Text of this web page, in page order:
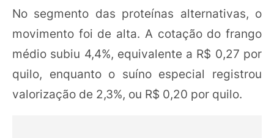
No segmento das proteínas alternativas, o
movimento foi de alta. A cotação do frango
médio subiu 4,4%, equivalente a R$ 0,27 por
quilo, enquanto o suíno especial registrou
valorização de 2,3%, ou R$ 0,20 por quilo.